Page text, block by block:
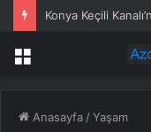
Konya Keçili
Menü
Anasayfa /Yaşam